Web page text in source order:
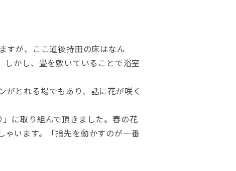
すが、ここ道後持田の床はなん
しかし、畳を敷いていることで浴室
とれる場でもあり、話に花が咲く
に取り組んで頂きました。春の花
います。「指先を動かすのが一番